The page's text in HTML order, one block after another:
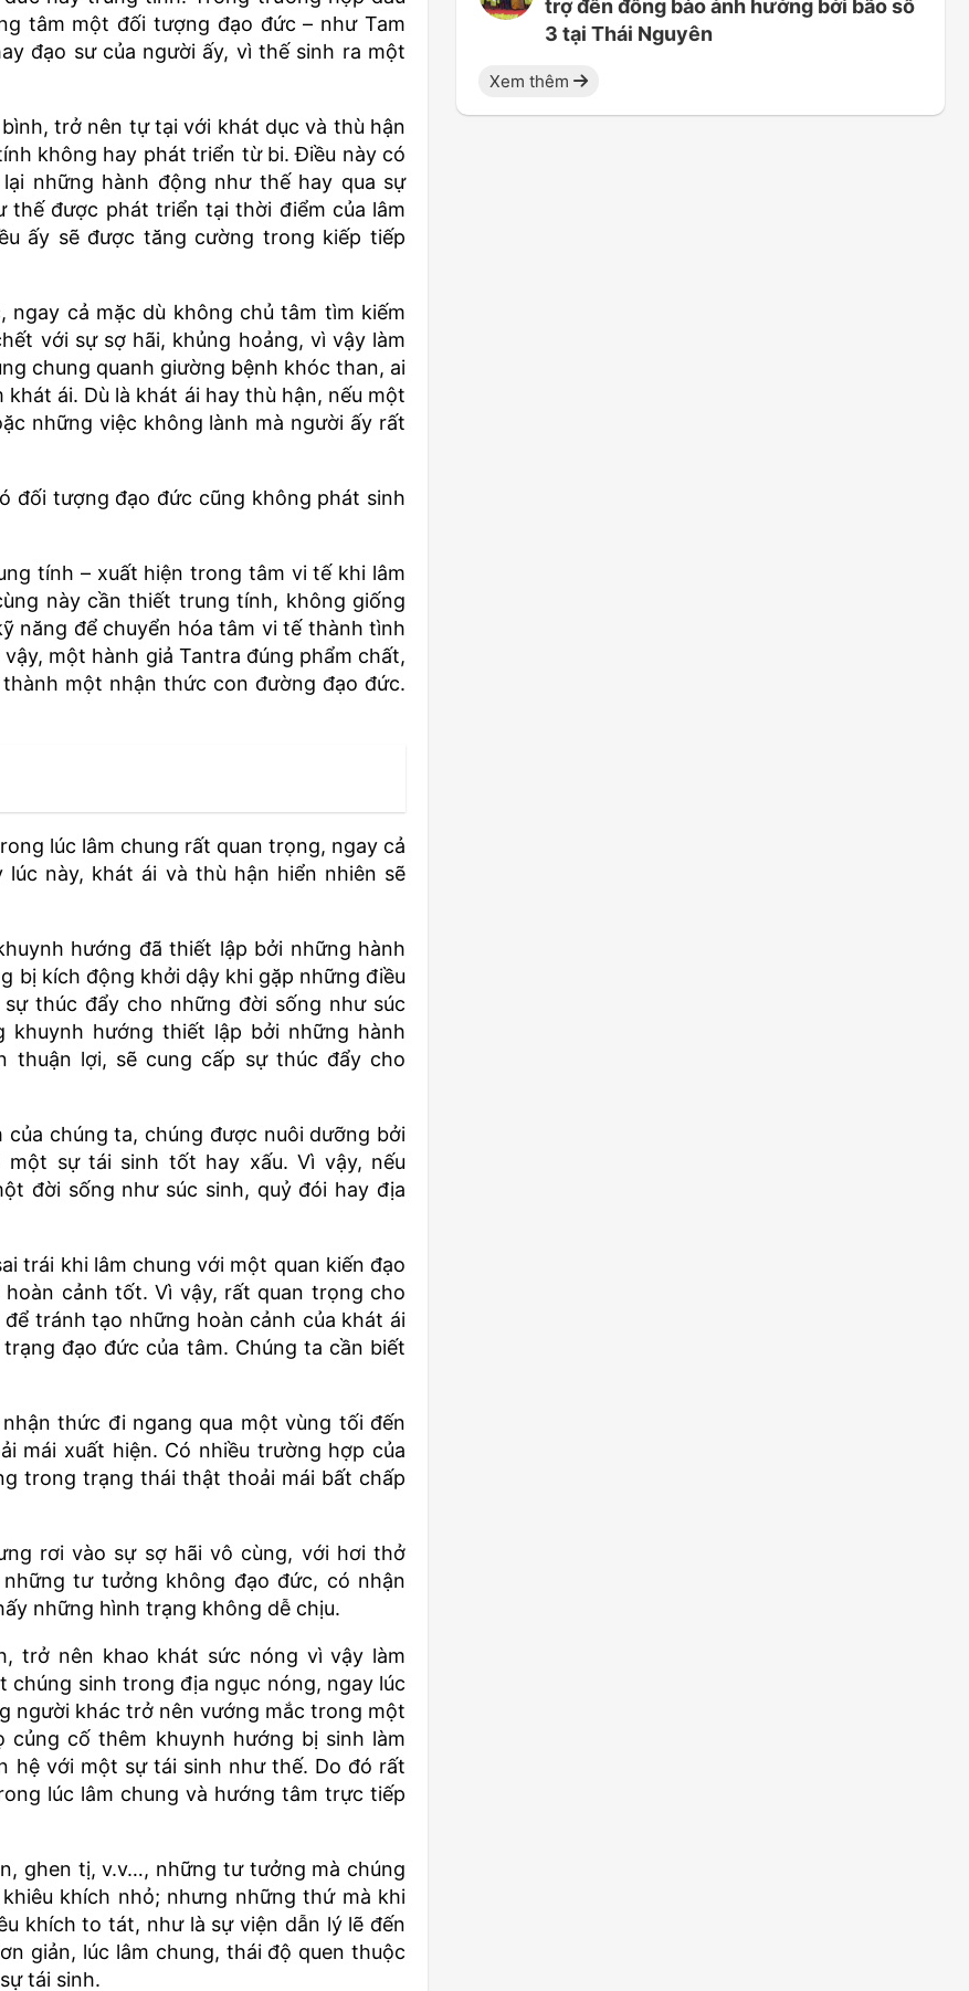
tâm một đối tượng đạo đức – như Tam
đạo sư của người ấy, vì thế sinh ra một
trở nên tự tại với khát dục và thù hận
không hay phát triển từ bi. Điều này có
những hành động như thế hay qua sự
thế được phát triển tại thời điểm của lâm
ấy sẽ được tăng cường trong kiếp tiếp
cả mặc dù không chủ tâm tìm kiếm
với sự sợ hãi, khủng hoảng, vì vậy làm
chung quanh giường bệnh khóc than, ai
ái. Dù là khát ái hay thù hận, nếu một
những việc không lành mà người ấy rất
đối tượng đạo đức cũng không phát sinh
tính – xuất hiện trong tâm vi tế khi lâm
này cần thiết trung tính, không giống
năng để chuyển hóa tâm vi tế thành tình
một hành giả Tantra đúng phẩm chất,
một nhận thức con đường đạo đức.
lúc lâm chung rất quan trọng, ngay cả
này, khát ái và thù hận hiển nhiên sẽ
hướng đã thiết lập bởi những hành
bị kích động khởi dậy khi gặp những điều
thúc đẩy cho những đời sống như súc
hướng thiết lập bởi những hành
thuận lợi, sẽ cung cấp sự thúc đẩy cho
chúng ta, chúng được nuôi dưỡng bởi
sự tái sinh tốt hay xấu. Vì vậy, nếu
đời sống như súc sinh, quỷ đói hay địa
trái khi lâm chung với một quan kiến đạo
cảnh tốt. Vì vậy, rất quan trọng cho
tránh tạo những hoàn cảnh của khát ái
đạo đức của tâm. Chúng ta cần biết
thức đi ngang qua một vùng tối đến
mái xuất hiện. Có nhiều trường hợp của
trong trạng thái thật thoải mái bất chấp
rơi vào sự sợ hãi vô cùng, với hơi thở
tư tưởng không đạo đức, có nhận
những hình trạng không dễ chịu.
trở nên khao khát sức nóng vì vậy làm
sinh trong địa ngục nóng, ngay lúc
người khác trở nên vướng mắc trong một
cố thêm khuynh hướng bị sinh làm
hệ với một sự tái sinh như thế. Do đó rất
lúc lâm chung và hướng tâm trực tiếp
ghen tị, v.v…, những tư tưởng mà chúng
khích nhỏ; nhưng những thứ mà khi
khích to tát, như là sự viện dẫn lý lẽ đến
giản, lúc lâm chung, thái độ quen thuộc
tái sinh.
trợ đến đồng bào ảnh hưởng bởi bão số
3 tại Thái Nguyên
Xem thêm